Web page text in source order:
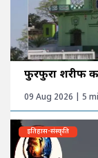
फुरफुरा शरीफ
09 Aug 2026 | 5
इतिहास-संस्कृति